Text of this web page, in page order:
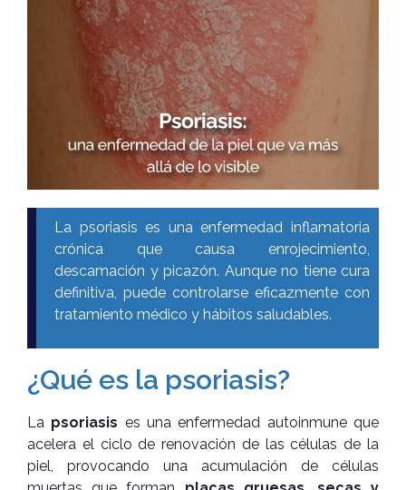
La psoriasis es una enfermedad inflamatoria
crónica que causa enrojecimiento,
descamación y picazón. Aunque no tiene cura
definitiva, puede controlarse eficazmente con
tratamiento médico y hábitos saludables.
¿Qué es la psoriasis?
La psoriasis es una enfermedad autoinmune que
acelera el ciclo de renovación de las células de la
piel, provocando una acumulación de células